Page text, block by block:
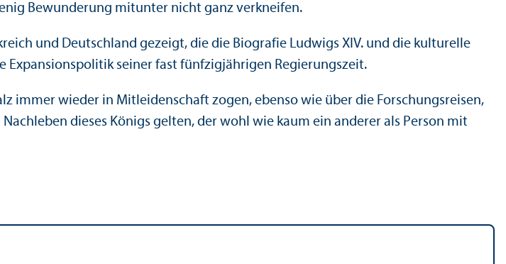
Bewunderung mitunter nicht ganz verkneifen.
und Deutschland gezeigt, die die Biografie Ludwigs XIV. und die kulturelle
Expansionspolitik seiner fast fünfzigjährigen Regierungszeit.
immer wieder in Mitleidenschaft zogen, ebenso wie über die Forschungsreisen,
dieses Königs gelten, der wohl wie kaum ein anderer als Person mit